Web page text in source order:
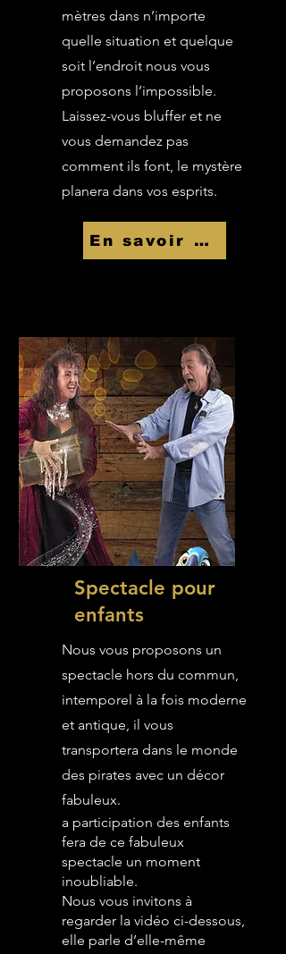
mètres dans n’importe
quelle situation et quelque
soit l’endroit nous vous
proposons l’impossible.
Laissez-vous bluffer et ne
vous demandez pas
comment ils font, le mystère
planera dans vos esprits.
En savoir Plus
Spectacle pour
enfants
Nous vous proposons un
spectacle hors du commun,
intemporel à la fois moderne
et antique, il vous
transportera dans le monde
des pirates avec un décor
fabuleux.
a participation des enfants
fera de ce fabuleux
spectacle un moment
inoubliable.
Nous vous invitons à
regarder la vidéo ci-dessous,
elle parle d’elle-même